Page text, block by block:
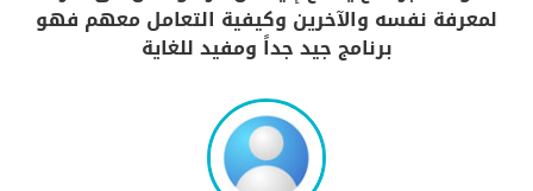
لمعرفة نفسه والآخرين وكيفية التعامل معهم فهو
برنامج جيد جداً ومفيد للغاية